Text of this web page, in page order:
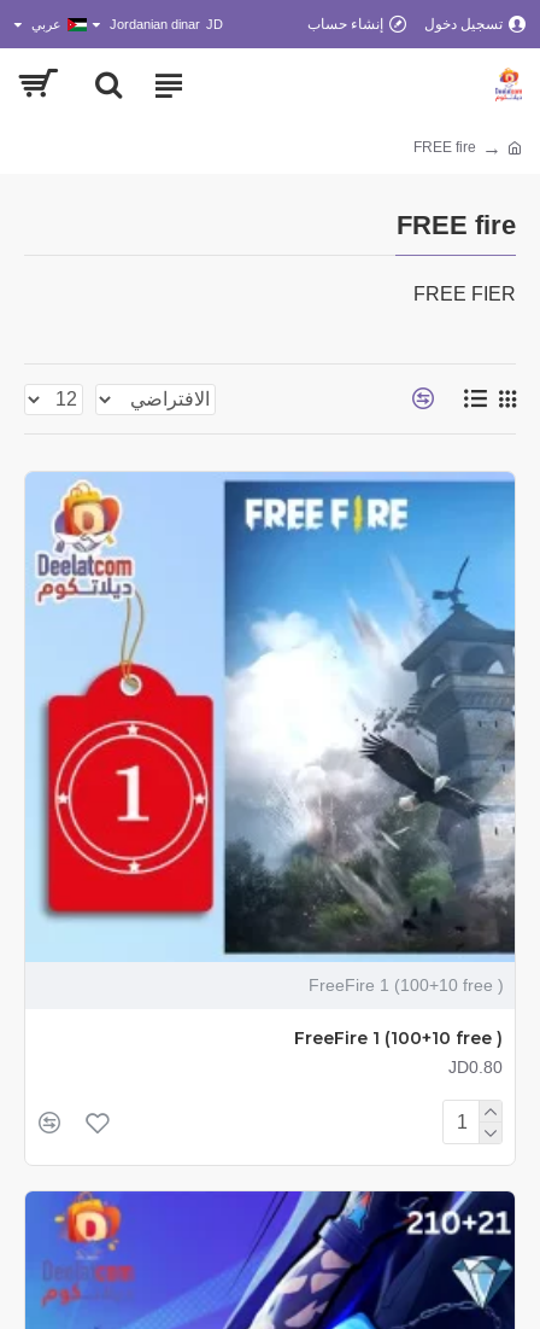
تسجيل دخول إنشاء حساب JD
Jordanian dinar عربي
FREE fire
FREE fire
FREE FIER
FreeFire 1 (100+10 free )
FreeFire 1 (100+10 free )
JD0.80